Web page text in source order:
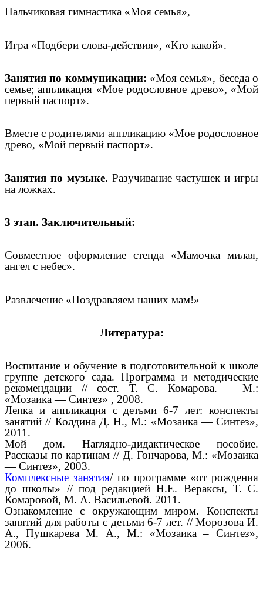
Пальчиковая гимнастика «Моя семья»,
Игра «Подбери слова-действия», «Кто какой».
Занятия по коммуникации: «Моя семья», беседа о
семье; аппликация «Мое родословное древо», «Мой
первый паспорт».
Вместе с родителями аппликацию «Мое родословное
древо, «Мой первый паспорт».
Занятия по музыке. Разучивание частушек и игры
на ложках.
3 этап. Заключительный:
Совместное оформление стенда «Мамочка милая,
ангел с небес».
Развлечение «Поздравляем наших мам!»
Литература:
Воспитание и обучение в подготовительной к школе
группе детского сада. Программа и методические
рекомендации // сост. Т. С. Комарова. – М.:
«Мозаика — Синтез» , 2008.
Лепка и аппликация с детьми 6-7 лет: конспекты
занятий // Колдина Д. Н., М.: «Мозаика — Синтез»,
2011.
Мой дом. Наглядно-дидактическое пособие.
Рассказы по картинам // Д. Гончарова, М.: «Мозаика
— Синтез», 2003.
Комплексные занятия/ по программе «от рождения
до школы» // под редакцией Н.Е. Вераксы, Т. С.
Комаровой, М. А. Васильевой. 2011.
Ознакомление с окружающим миром. Конспекты
занятий для работы с детьми 6-7 лет. // Морозова И.
А., Пушкарева М. А., М.: «Мозаика – Синтез»,
2006.